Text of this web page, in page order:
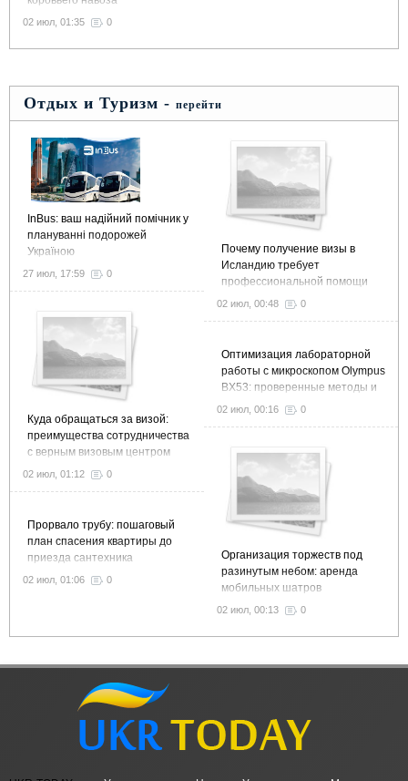
02 июл, 01:35 0
Отдых и Туризм - перейти
InBus: ваш надійний помічник у
плануванні подорожей
Україною
27 июл, 17:59 0
Куда обращаться за визой:
преимущества сотрудничества
с верным визовым центром
02 июл, 01:12 0
Прорвало трубу: пошаговый
план спасения квартиры до
приезда сантехника
02 июл, 01:06 0
Почему получение визы в
Исландию требует
профессиональной помощи
02 июл, 00:48 0
Оптимизация лабораторной
работы с микроскопом Olympus
BX53: проверенные методы и
рекомендации
02 июл, 00:16 0
Организация торжеств под
разинутым небом: аренда
мобильных шатров
02 июл, 00:13 0